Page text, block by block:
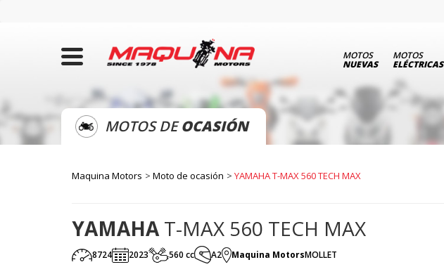
MOTOS
NUEVAS
MOTOS
ELÉCTRICAS
MOTOS DEOCASIÓN
Maquina Motors Moto de ocasión YAMAHA T-MAX 560 TECH MAX
YAMAHAT-MAX 560 TECH MAX
8724 2023 560 cc A2 Maquina MotorsMOLLET